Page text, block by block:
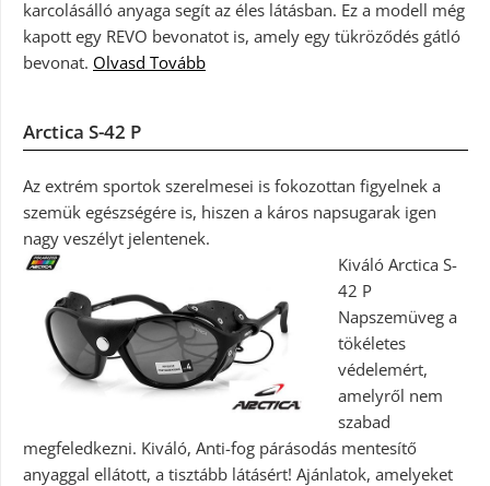
karcolásálló anyaga segít az éles látásban. Ez a modell még
kapott egy REVO bevonatot is, amely egy tükröződés gátló
bevonat. Olvasd Tovább
Arctica S-42 P
Az extrém sportok szerelmesei is fokozottan figyelnek a
szemük egészségére is, hiszen a káros napsugarak igen
nagy veszélyt jelentenek.
Kiváló Arctica S-
42 P
Napszemüveg a
tökéletes
védelemért,
amelyről nem
szabad
megfeledkezni. Kiváló, Anti-fog párásodás mentesítő
anyaggal ellátott, a tisztább látásért! Ajánlatok, amelyeket